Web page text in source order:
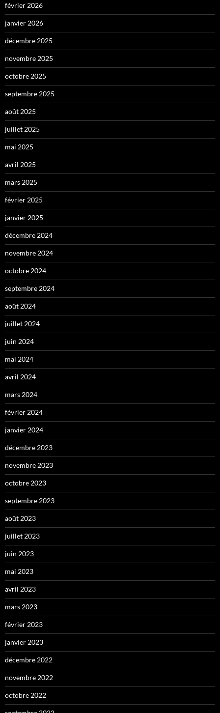
février 2026
janvier 2026
décembre 2025
novembre 2025
octobre 2025
septembre 2025
août 2025
juillet 2025
mai 2025
avril 2025
mars 2025
février 2025
janvier 2025
décembre 2024
novembre 2024
octobre 2024
septembre 2024
août 2024
juillet 2024
juin 2024
mai 2024
avril 2024
mars 2024
février 2024
janvier 2024
décembre 2023
novembre 2023
octobre 2023
septembre 2023
août 2023
juillet 2023
juin 2023
mai 2023
avril 2023
mars 2023
février 2023
janvier 2023
décembre 2022
novembre 2022
octobre 2022